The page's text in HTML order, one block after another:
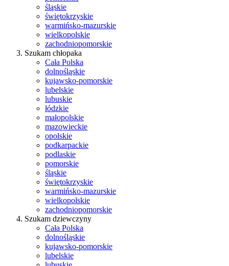
śląskie
świętokrzyskie
warmińsko-mazurskie
wielkopolskie
zachodniopomorskie
Szukam chłopaka
Cała Polska
dolnośląskie
kujawsko-pomorskie
lubelskie
lubuskie
łódzkie
małopolskie
mazowieckie
opolskie
podkarpackie
podlaskie
pomorskie
śląskie
świętokrzyskie
warmińsko-mazurskie
wielkopolskie
zachodniopomorskie
Szukam dziewczyny
Cała Polska
dolnośląskie
kujawsko-pomorskie
lubelskie